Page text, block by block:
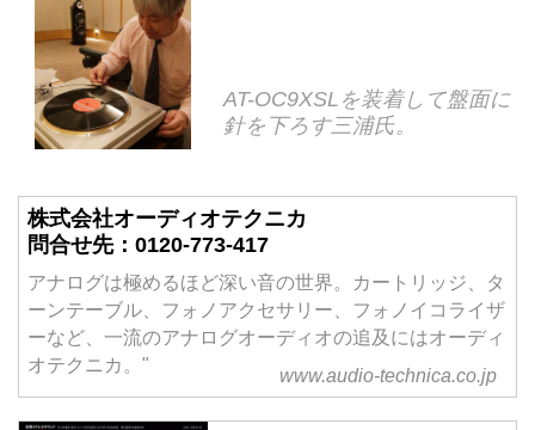
AT-OC9XSLを装着して盤面に
針を下ろす三浦氏。
株式会社オーディオテクニカ
問合せ先：0120-773-417
アナログは極めるほど深い音の世界。カートリッジ、タ
ーンテーブル、フォノアクセサリー、フォノイコライザ
ーなど、一流のアナログオーディオの追及にはオーディ
オテクニカ。"
www.audio-technica.co.jp